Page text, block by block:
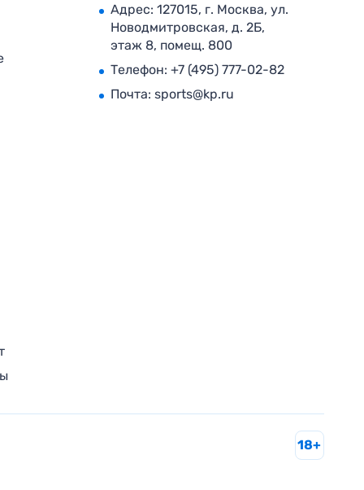
Адрес: 127015, г. Москва, ул.
Новодмитровская, д. 2Б,
этаж 8, помещ. 800
Телефон: +7 (495) 777-02-82
Почта: sports@kp.ru
18+